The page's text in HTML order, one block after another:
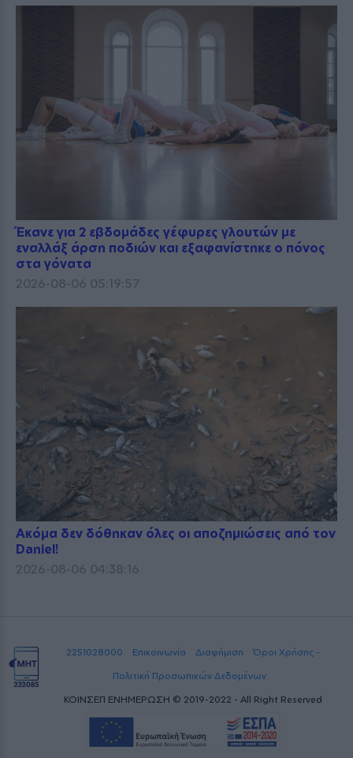
Έκανε για 2 εβδομάδες γέφυρες γλουτών με
εναλλάξ άρση ποδιών και εξαφανίστηκε ο πόνος
στα γόνατα
2026-08-06 05:19:57
Ακόμα δεν δόθηκαν όλες οι αποζημιώσεις από τον
Daniel!
2026-08-06 04:38:16
2251028000 Επικοινωνία Διαφήμιση
Όροι Χρήσης -
Πολιτική Προσωπικών Δεδομένων
ΚΟΙΝΣΕΠ ΕΝΗΜΕΡΩΣΗ © 2019-2022 - All Right Reserved